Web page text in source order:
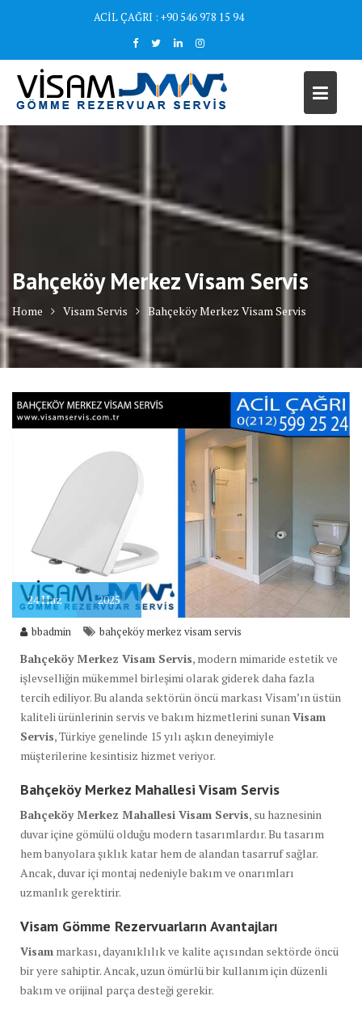
ACİL ÇAĞRI : +90 546 978 15 94
Bahçeköy Merkez Visam Servis
Home Visam Servis Bahçeköy Merkez Visam Servis
24Haz 2025
bbadmin bahçeköy merkez visam servis
Bahçeköy Merkez Visam Servis, modern mimaride estetik ve
işlevselliğin mükemmel birleşimi olarak giderek daha fazla
tercih ediliyor. Bu alanda sektörün öncü markası Visam’ın üstün
kaliteli ürünlerinin servis ve bakım hizmetlerini sunan Visam
Servis, Türkiye genelinde 15 yılı aşkın deneyimiyle
müşterilerine kesintisiz hizmet veriyor.
Bahçeköy Merkez Mahallesi Visam Servis
Bahçeköy Merkez Mahallesi Visam Servis, su haznesinin
duvar içine gömülü olduğu modern tasarımlardır. Bu tasarım
hem banyolara şıklık katar hem de alandan tasarruf sağlar.
Ancak, duvar içi montaj nedeniyle bakım ve onarımları
uzmanlık gerektirir.
Visam Gömme Rezervuarların Avantajları
Visam markası, dayanıklılık ve kalite açısından sektörde öncü
bir yere sahiptir. Ancak, uzun ömürlü bir kullanım için düzenli
bakım ve orijinal parça desteği gerekir.